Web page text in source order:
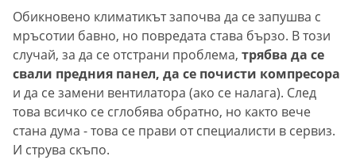
Обикновено климатикът започва да се запушва с
мръсотии бавно, но повредата става бързо. В този
случай, за да се отстрани проблема, трябва да се
свали предния панел, да се почисти компресора
и да се замени вентилатора (ако се налага). След
това всичко се сглобява обратно, но както вече
стана дума - това се прави от специалисти в сервиз.
И струва скъпо.